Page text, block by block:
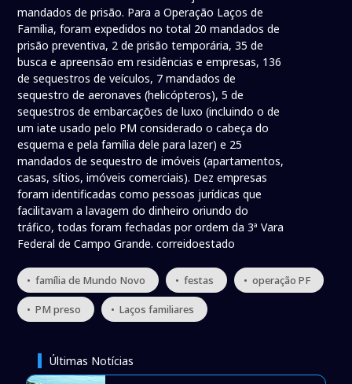
mandados de prisão. Para a Operação Laços de
Família, foram expedidos no total 20 mandados de
prisão preventiva, 2 de prisão temporária, 35 de
busca e apreensão em residências e empresas, 136
de sequestros de veículos, 7 mandados de
sequestro de aeronaves (helicópteros), 5 de
sequestros de embarcações de luxo (incluindo o de
um iate usado pelo PM considerado o cabeça do
esquema e pela família dele para lazer) e 25
mandados de sequestro de imóveis (apartamentos,
casas, sítios, imóveis comerciais). Dez empresas
foram identificadas como pessoas jurídicas que
facilitavam a lavagem do dinheiro oriundo do
tráfico, todas foram fechadas por ordem da 3ª Vara
Federal de Campo Grande. correidoestado
• família de Mundo Novo • festas • operação PF
• PM preso • Laços familiares
Últimas Notícias